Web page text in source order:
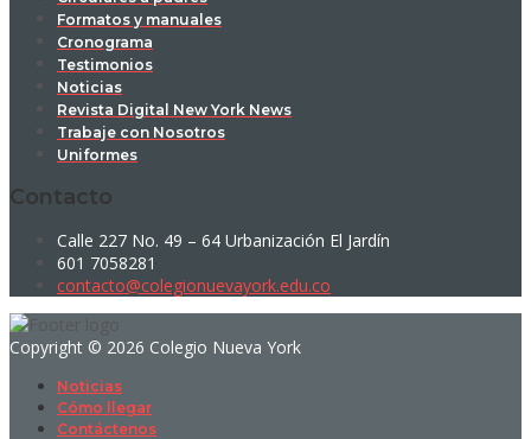
Formatos y manuales
Cronograma
Testimonios
Noticias
Revista Digital New York News
Trabaje con Nosotros
Uniformes
Contacto
Calle 227 No. 49 – 64 Urbanización El Jardín
601 7058281
contacto@colegionuevayork.edu.co
Copyright © 2026 Colegio Nueva York
Noticias
Cómo llegar
Contáctenos